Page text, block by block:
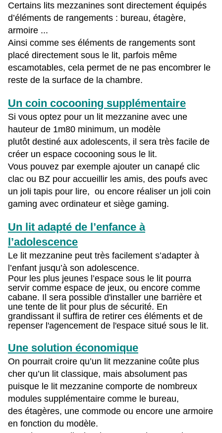
Certains lits mezzanines sont directement équipés
d’éléments de rangements : bureau, étagère,
armoire ...
Ainsi comme ses éléments de rangements sont
placé directement sous le lit, parfois même
escamotables, cela permet de ne pas encombrer le
reste de la surface de la chambre.
Un coin cocooning supplémentaire
Si vous optez pour un lit mezzanine avec une
hauteur de 1m80 minimum, un modèle
plutôt destiné aux adolescents, il sera très facile de
créer un espace cocooning sous le lit.
Vous pouvez par exemple ajouter un canapé clic
clac ou BZ pour accueillir les amis, des poufs avec
un joli tapis pour lire, ou encore réaliser un joli coin
gaming avec ordinateur et siège gaming.
Un lit adapté de l’enfance à
l’adolescence
Le lit mezzanine peut très facilement s’adapter à
l’enfant jusqu’à son adolescence.
Pour les plus jeunes l’espace sous le lit pourra
servir comme espace de jeux, ou encore comme
cabane. Il sera possible d'installer une barrière et
une tente de lit pour plus de sécurité. En
grandissant il suffira de retirer ces éléments et de
repenser l'agencement de l'espace situé sous le lit.
Une solution économique
On pourrait croire qu’un lit mezzanine coûte plus
cher qu’un lit classique, mais absolument pas
puisque le lit mezzanine comporte de nombreux
modules supplémentaire comme le bureau,
des étagères, une commode ou encore une armoire
en fonction du modèle.